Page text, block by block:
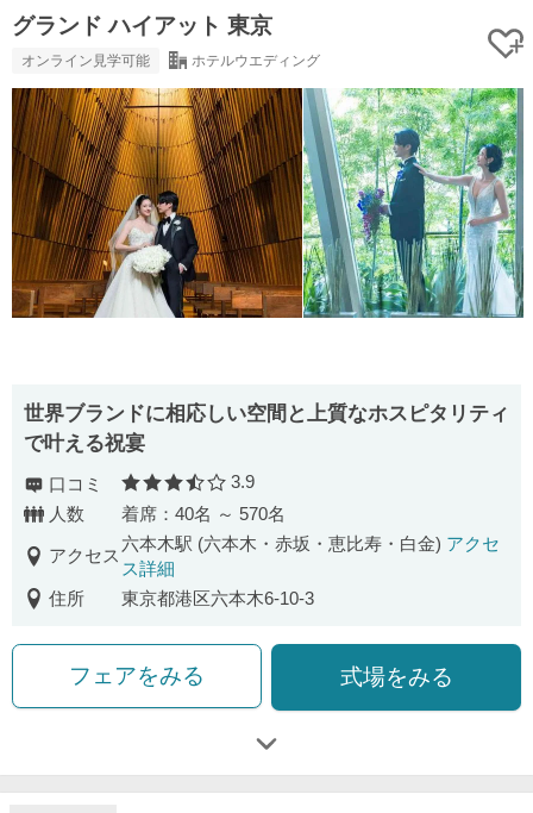
グランド ハイアット 東京
オンライン見学可能 ホテルウエディング
世界ブランドに相応しい空間と上質なホスピタリティ
で叶える祝宴
口コミ 口コミ評価
3.9
人数
着席：40名 ～ 570名
アクセス
六本木駅 (六本木・赤坂・恵比寿・白金) アクセ
ス詳細
住所
東京都港区六本木6-10-3
フェアをみる 式場をみる